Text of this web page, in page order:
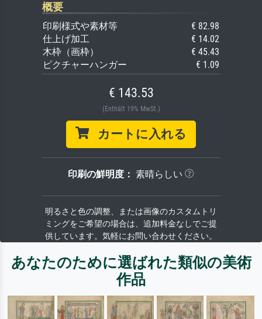
概要
印刷様式や素材等
€ 82.98
仕上げ加工
€ 14.02
木枠（画枠）
€ 45.43
ピクチャーハンガー
€ 1.09
€ 143.53
(Enthält 19% MwSt.)
カートに入れる
印刷の鮮明度： 素晴らしい
明るさと色の調整、または画像のカスタムトリ
ミングをご希望の場合は、追加料金なしでご提
供しています。気軽にお問い合わせください。
あなたのために選ばれた類似の美術
作品